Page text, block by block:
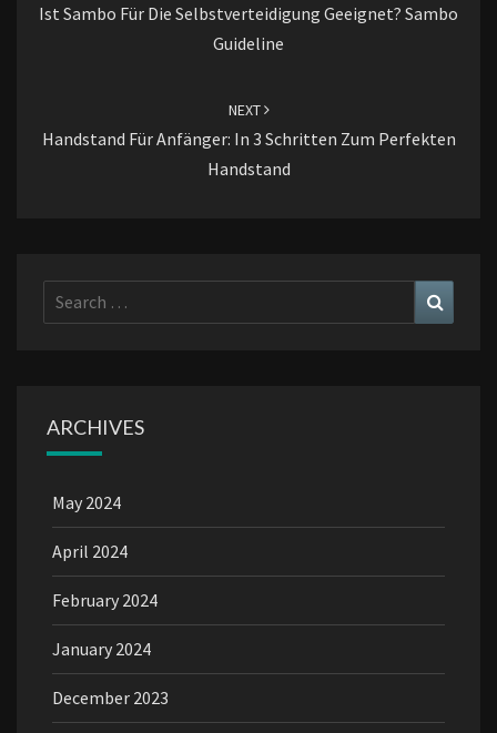
Ist Sambo Für Die Selbstverteidigung Geeignet? Sambo
Guideline
NEXT
Handstand Für Anfänger: In 3 Schritten Zum Perfekten
Handstand
Search
for:
ARCHIVES
May 2024
April 2024
February 2024
January 2024
December 2023